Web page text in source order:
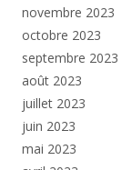
novembre 2023
octobre 2023
septembre 2023
août 2023
juillet 2023
juin 2023
mai 2023